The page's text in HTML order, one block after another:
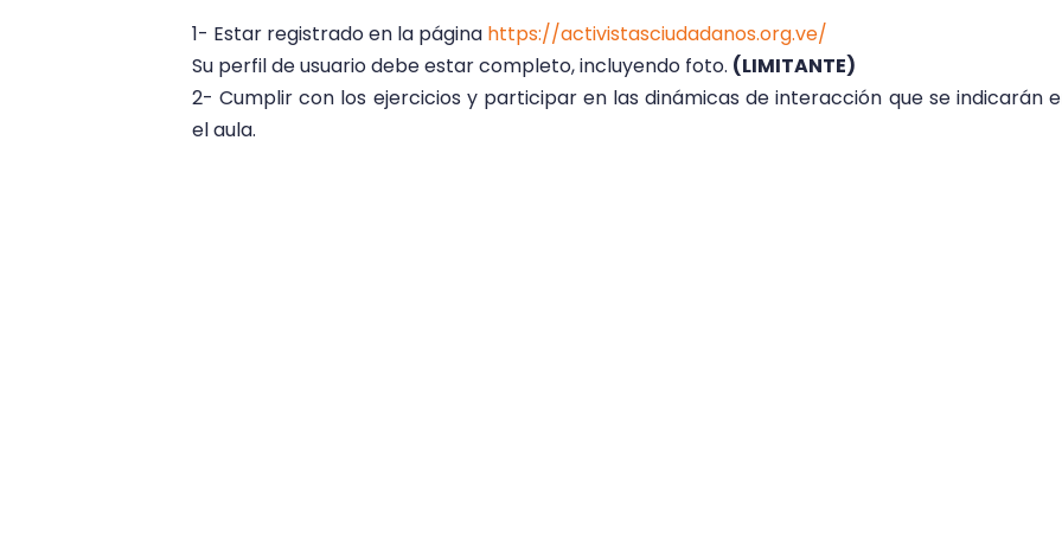
1- Estar registrado en la página https://activistasciudadanos.org.ve/
Su perfil de usuario debe estar completo, incluyendo foto. (LIMITANTE)
2- Cumplir con los ejercicios y participar en las dinámicas de interacción que se indicarán
el aula.